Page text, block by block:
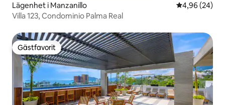
Lägenhet i Manzanillo 4,96 av 5 i
4,96 (24)
Villa 123, Condominio Palma Real
Gästfavorit
Gästfavorit